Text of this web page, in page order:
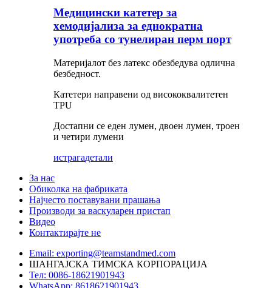
Медицински катетер за
хемодијализа за еднократна
употреба со тунелиран перм порт
Материјалот без латекс обезбедува одлична
безбедност.
Катетери направени од висококвалитетен
TPU
Достапни се еден лумен, двоен лумен, троен
и четири лумени
истрагадетали
За нас
Обиколка на фабриката
Најчесто поставувани прашања
Производи за васкуларен пристап
Видео
Контактирајте не
Email: exporting@teamstandmed.com
ШАНГАЈСКА ТИМСКА КОРПОРАЦИЈА
Тел: 0086-18621901943